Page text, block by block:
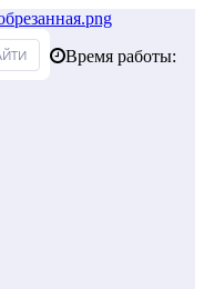
Время работы: